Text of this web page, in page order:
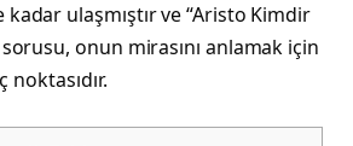
ulaşmıştır ve “Aristo Kimdir
onun mirasını anlamak için